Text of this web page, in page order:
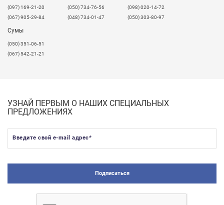
​(097) 169-21-20
(067) 905-29-84
(050) 734-76-56
(048) 734-01-47
(098) 020-14-72
(050) 303-80-97
Сумы
(050) 351-06-51
(067) 542-21-21
УЗНАЙ ПЕРВЫМ О НАШИХ СПЕЦИАЛЬНЫХ
ПРЕДЛОЖЕНИЯХ
Введите свой e-mail адрес*
Подписаться